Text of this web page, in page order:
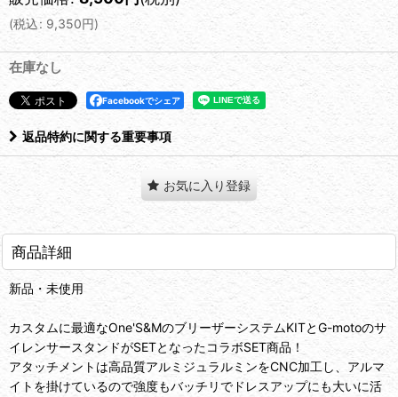
(税込: 9,350円)
在庫なし
Facebookでシェア
返品特約に関する重要事項
お気に入り登録
商品詳細
新品・未使用
カスタムに最適なOne'S&MのブリーザーシステムKITとG-motoのサ
イレンサースタンドがSETとなったコラボSET商品！
アタッチメントは高品質アルミジュラルミンをCNC加工し、アルマ
イトを掛けているので強度もバッチリでドレスアップにも大いに活